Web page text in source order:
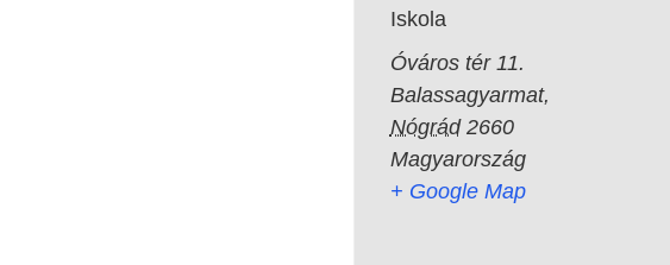
Iskola
Óváros tér 11.
Balassagyarmat,
Nógrád 2660
Magyarország
+ Google Map